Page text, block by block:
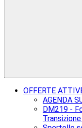
OFFERTE
AGENDA
DM219 -